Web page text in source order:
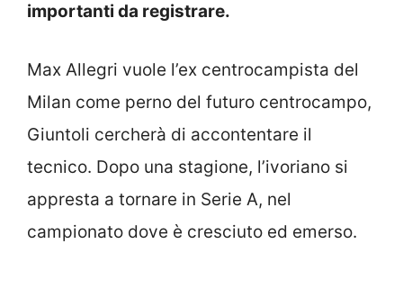
importanti da registrare.
Max Allegri vuole l’ex centrocampista del
Milan come perno del futuro centrocampo,
Giuntoli cercherà di accontentare il
tecnico. Dopo una stagione, l’ivoriano si
appresta a tornare in Serie A, nel
campionato dove è cresciuto ed emerso.